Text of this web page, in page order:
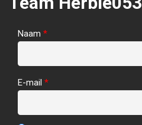
Naam *
E-mail *